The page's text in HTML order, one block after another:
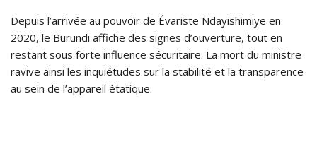
Depuis l’arrivée au pouvoir de Évariste Ndayishimiye en
2020, le Burundi affiche des signes d’ouverture, tout en
restant sous forte influence sécuritaire. La mort du ministre
ravive ainsi les inquiétudes sur la stabilité et la transparence
au sein de l’appareil étatique.